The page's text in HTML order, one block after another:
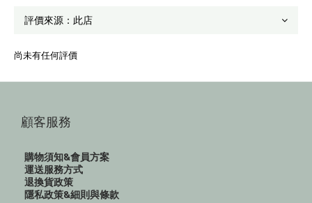
尚未有任何評價
顧客服務
購物須知&會員方案
運送服務方式
退換貨政策
隱私政策&細則與條款